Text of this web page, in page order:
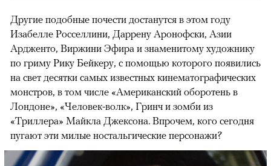
Другие подобные почести достанутся в этом году
Изабелле Росселлини, Даррену Аронофски, Азии
Ардженто, Виржини Эфира и знаменитому художнику
по гриму Рику Бейкеру, с помощью которого появились
на свет десятки самых известных кинематографических
монстров, в том числе «Американский оборотень в
Лондоне», «Человек-волк», Гринч и зомби из
«Триллера» Майкла Джексона. Впрочем, кого сегодня
пугают эти милые ностальгические персонажи?